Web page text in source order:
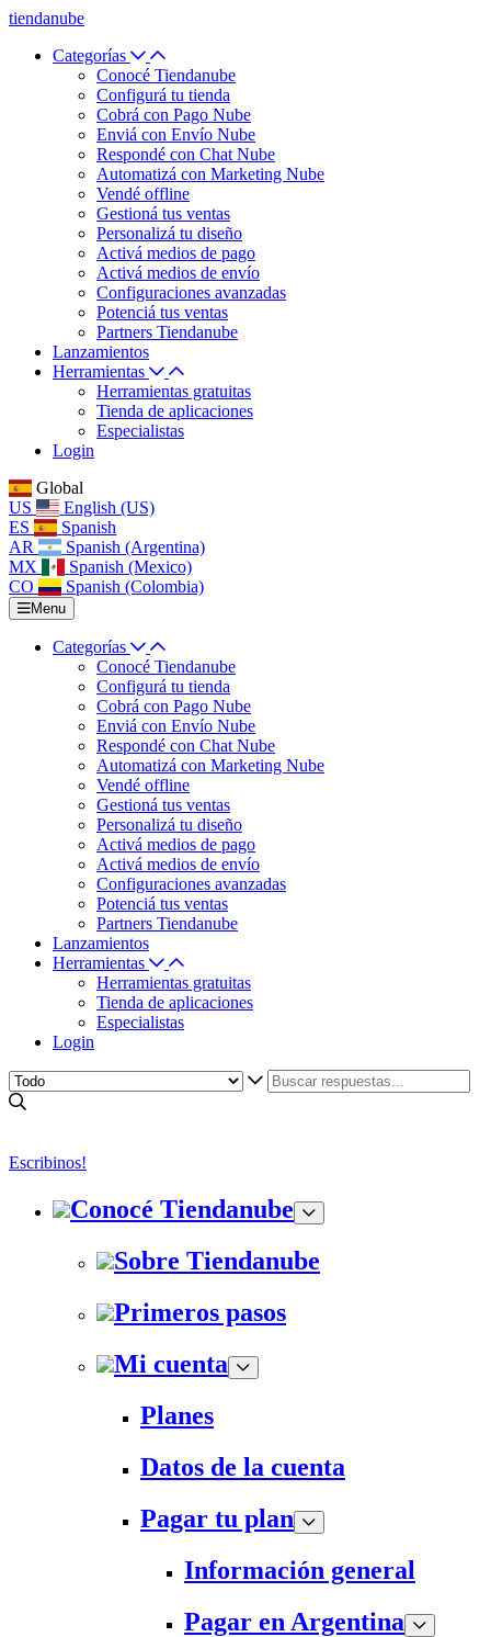
tiendanube
Categorías
Conocé Tiendanube
Configurá tu tienda
Cobrá con Pago Nube
Enviá con Envío Nube
Respondé con Chat Nube
Automatizá con Marketing Nube
Vendé offline
Gestioná tus ventas
Personalizá tu diseño
Activá medios de pago
Activá medios de envío
Configuraciones avanzadas
Potenciá tus ventas
Partners Tiendanube
Lanzamientos
Herramientas
Herramientas gratuitas
Tienda de aplicaciones
Especialistas
Login
Global
US
English (US)
ES
Spanish
AR
Spanish (Argentina)
MX
Spanish (Mexico)
CO
Spanish (Colombia)
Menu
Categorías
Conocé Tiendanube
Configurá tu tienda
Cobrá con Pago Nube
Enviá con Envío Nube
Respondé con Chat Nube
Automatizá con Marketing Nube
Vendé offline
Gestioná tus ventas
Personalizá tu diseño
Activá medios de pago
Activá medios de envío
Configuraciones avanzadas
Potenciá tus ventas
Partners Tiendanube
Lanzamientos
Herramientas
Herramientas gratuitas
Tienda de aplicaciones
Especialistas
Login
Escribinos!
Conocé Tiendanube
Sobre Tiendanube
Primeros pasos
Mi cuenta
Planes
Datos de la cuenta
Pagar tu plan
Información general
Pagar en Argentina